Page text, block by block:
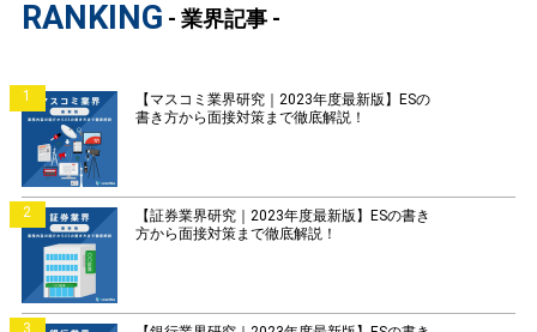
RANKING - 業界記事 -
1
【マスコミ業界研究｜2023年度最新版】ESの
書き方から面接対策まで徹底解説！
2
【証券業界研究｜2023年度最新版】ESの書き
方から面接対策まで徹底解説！
3